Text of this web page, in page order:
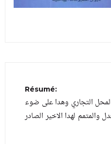
Résumé:
التجاري وهدا على ضوء
والمرسوم التشريعي المعدل والمتمم لهدا الاخير الصادر